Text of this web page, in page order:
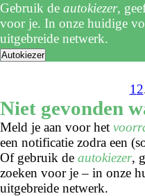
Gebruik de autokiezer,
voor je. In onze huidige
uitgebreide netwerk.
Autokiezer
1 2
Niet gevonden
Meld je aan voor het
een notificatie zodra een
Of gebruik de autokiezer,
zoeken voor je – in onze
uitgebreide netwerk.